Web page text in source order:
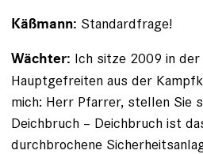
Käßmann: Standardfrage!
Wächter: Ich sitze 2009 in der
Hauptgefreiten aus der
mich: Herr Pfarrer, stellen Sie
Deichbruch – Deichbruch ist
durchbrochene